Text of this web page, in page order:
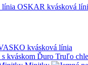
OSKAR kvásková
kvásková línia
Ďuro Truľo